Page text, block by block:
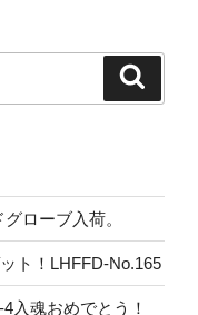
ローブ入荷。
ト！LHFFD-No.165
魂おめでとう！